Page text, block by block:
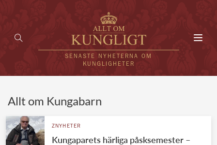
SENASTE NYHETERNA OM
KUNGLIGHETER
UTLÄNDSKT
Allt om Kungabarn
ZNYHETER
Kungaparets härliga påsksemester –